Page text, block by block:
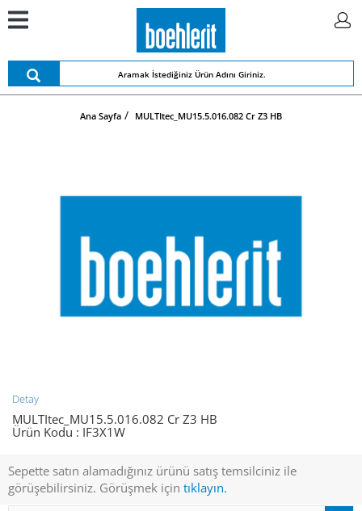
Ana Sayfa MULTItec_MU15.5.016.082 Cr Z3 HB
Detay
MULTItec_MU15.5.016.082 Cr Z3 HB
Ürün Kodu : IF3X1W
Sepette satın alamadığınız ürünü satış temsilciniz ile
görüşebilirsiniz. Görüşmek için tıklayın.